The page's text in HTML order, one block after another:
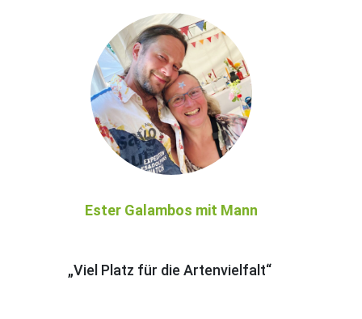
Ester Galambos mit Mann
„Viel Platz für die Artenvielfalt“